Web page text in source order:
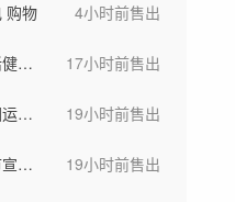
购物 4小时前售出
户外各类体育运动美好生活健康生活城市宣传 17小时前售出
青春活力美女跑步湖边公园运动瑜伽健身运动 19小时前售出
苏州园林留园苏州旅游城市宣传片 19小时前售出